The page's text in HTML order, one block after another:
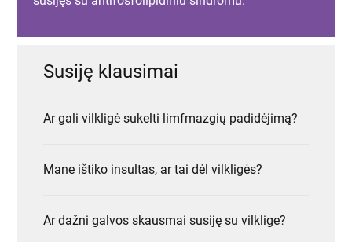
Susiję klausimai
Ar gali vilkligė sukelti limfmazgių padidėjimą?
Mane ištiko insultas, ar tai dėl vilkligės?
Ar dažni galvos skausmai susiję su vilklige?